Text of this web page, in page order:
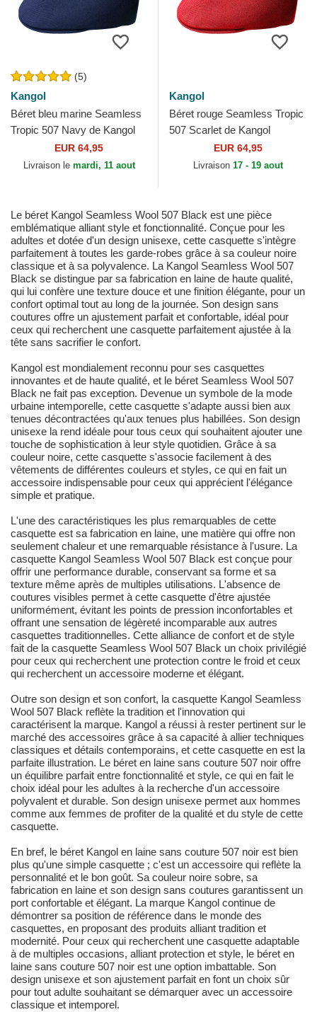
(5)
Kangol
Béret bleu marine Seamless
Tropic 507 Navy de Kangol
EUR 64,95
Livraison le mardi, 11 aout
Kangol
Béret rouge Seamless Tropic
507 Scarlet de Kangol
EUR 64,95
Livraison 17 - 19 aout
Le béret Kangol Seamless Wool 507 Black est une pièce
emblématique alliant style et fonctionnalité. Conçue pour les
adultes et dotée d'un design unisexe, cette casquette s'intègre
parfaitement à toutes les garde-robes grâce à sa couleur noire
classique et à sa polyvalence. La Kangol Seamless Wool 507
Black se distingue par sa fabrication en laine de haute qualité,
qui lui confère une texture douce et une finition élégante, pour un
confort optimal tout au long de la journée. Son design sans
coutures offre un ajustement parfait et confortable, idéal pour
ceux qui recherchent une casquette parfaitement ajustée à la
tête sans sacrifier le confort.
Kangol est mondialement reconnu pour ses casquettes
innovantes et de haute qualité, et le béret Seamless Wool 507
Black ne fait pas exception. Devenue un symbole de la mode
urbaine intemporelle, cette casquette s'adapte aussi bien aux
tenues décontractées qu'aux tenues plus habillées. Son design
unisexe la rend idéale pour tous ceux qui souhaitent ajouter une
touche de sophistication à leur style quotidien. Grâce à sa
couleur noire, cette casquette s'associe facilement à des
vêtements de différentes couleurs et styles, ce qui en fait un
accessoire indispensable pour ceux qui apprécient l'élégance
simple et pratique.
L'une des caractéristiques les plus remarquables de cette
casquette est sa fabrication en laine, une matière qui offre non
seulement chaleur et une remarquable résistance à l'usure. La
casquette Kangol Seamless Wool 507 Black est conçue pour
offrir une performance durable, conservant sa forme et sa
texture même après de multiples utilisations. L'absence de
coutures visibles permet à cette casquette d'être ajustée
uniformément, évitant les points de pression inconfortables et
offrant une sensation de légèreté incomparable aux autres
casquettes traditionnelles. Cette alliance de confort et de style
fait de la casquette Seamless Wool 507 Black un choix privilégié
pour ceux qui recherchent une protection contre le froid et ceux
qui recherchent un accessoire moderne et élégant.
Outre son design et son confort, la casquette Kangol Seamless
Wool 507 Black reflète la tradition et l'innovation qui
caractérisent la marque. Kangol a réussi à rester pertinent sur le
marché des accessoires grâce à sa capacité à allier techniques
classiques et détails contemporains, et cette casquette en est la
parfaite illustration. Le béret en laine sans couture 507 noir offre
un équilibre parfait entre fonctionnalité et style, ce qui en fait le
choix idéal pour les adultes à la recherche d'un accessoire
polyvalent et durable. Son design unisexe permet aux hommes
comme aux femmes de profiter de la qualité et du style de cette
casquette.
En bref, le béret Kangol en laine sans couture 507 noir est bien
plus qu'une simple casquette ; c'est un accessoire qui reflète la
personnalité et le bon goût. Sa couleur noire sobre, sa
fabrication en laine et son design sans coutures garantissent un
port confortable et élégant. La marque Kangol continue de
démontrer sa position de référence dans le monde des
casquettes, en proposant des produits alliant tradition et
modernité. Pour ceux qui recherchent une casquette adaptable
à de multiples occasions, alliant protection et style, le béret en
laine sans couture 507 noir est une option imbattable. Son
design unisexe et son ajustement parfait en font un choix sûr
pour tout adulte souhaitant se démarquer avec un accessoire
classique et intemporel.